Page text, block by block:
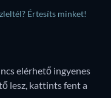
Értesíts minket!
elérhető ingyenes
lesz, kattints fent a